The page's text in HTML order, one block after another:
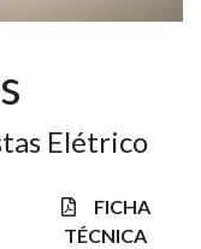
Elétrico
FICHA
TÉCNICA